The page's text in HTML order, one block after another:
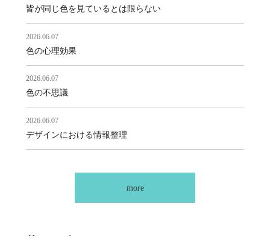
皆が同じ色を見ているとは限らない
2026.06.07
色の心理効果
2026.06.07
色の不思議
2026.06.07
デザインにおける情報整理
more